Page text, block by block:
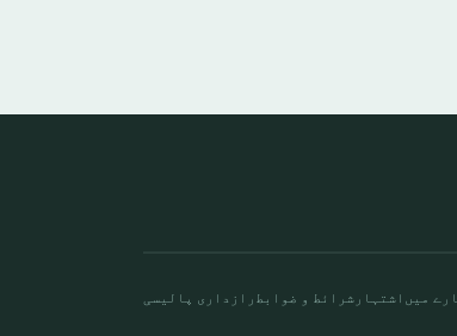
میں اشتہار شرائط و ضوابط رازداری پالیسی